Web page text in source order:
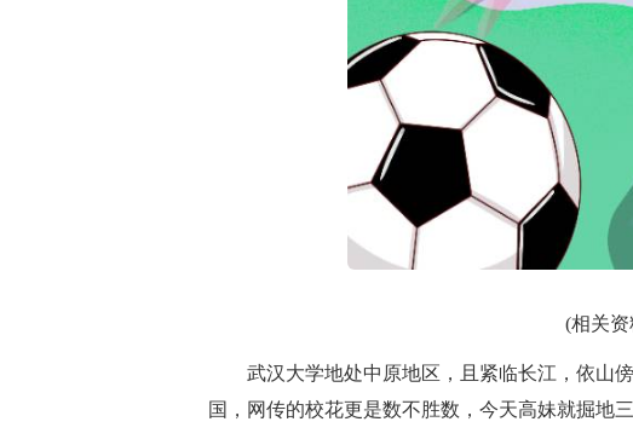
(相关
武汉大学地处中原地区，且紧临长江，依山
国，网传的校花更是数不胜数，今天高妹就掘地